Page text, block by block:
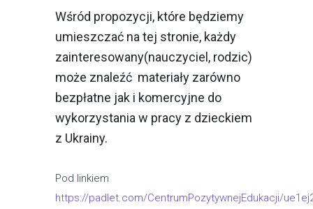
Wśród propozycji, które będziemy
umieszczać na tej stronie, każdy
zainteresowany(nauczyciel, rodzic)
może znaleźć materiały zarówno
bezpłatne jak i komercyjne do
wykorzystania w pracy z dzieckiem
z Ukrainy.
Pod linkiem
https://padlet.com/CentrumPozytywnejEdukacji/